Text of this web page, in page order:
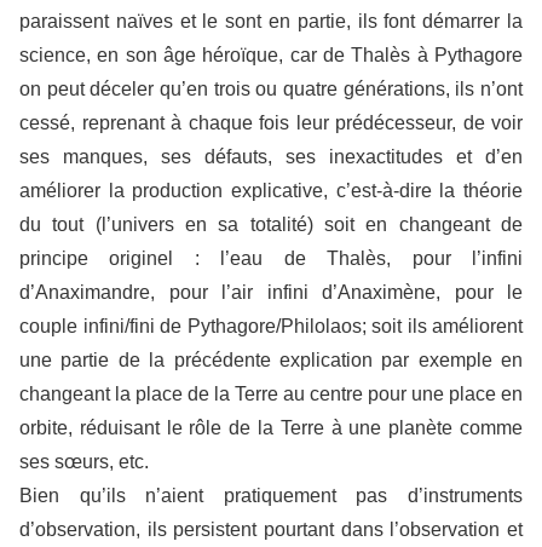
paraissent naïves et le sont en partie, ils font démarrer la
science, en son âge héroïque, car de Thalès à Pythagore
on peut déceler qu’en trois ou quatre générations, ils n’ont
cessé, reprenant à chaque fois leur prédécesseur, de voir
ses manques, ses défauts, ses inexactitudes et d’en
améliorer la production explicative, c’est-à-dire la théorie
du tout (l’univers en sa totalité) soit en changeant de
principe originel : l’eau de Thalès, pour l’infini
d’Anaximandre, pour l’air infini d’Anaximène, pour le
couple infini/fini de Pythagore/Philolaos; soit ils améliorent
une partie de la précédente explication par exemple en
changeant la place de la Terre au centre pour une place en
orbite, réduisant le rôle de la Terre à une planète comme
ses sœurs, etc.
Bien qu’ils n’aient pratiquement pas d’instruments
d’observation, ils persistent pourtant dans l’observation et